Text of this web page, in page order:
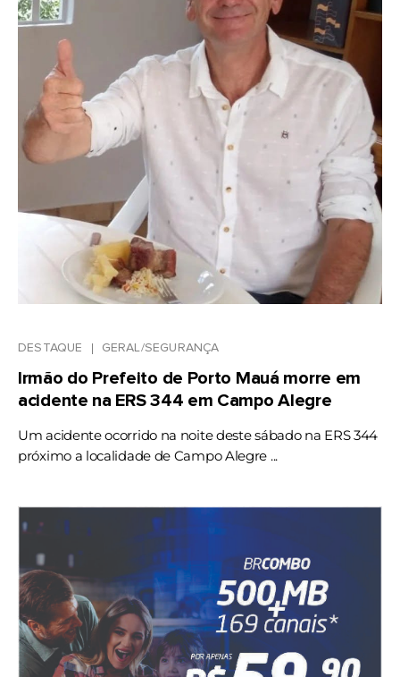
DESTAQUE GERAL/SEGURANÇA
Irmão do Prefeito de Porto Mauá morre em
acidente na ERS 344 em Campo Alegre
Um acidente ocorrido na noite deste sábado na ERS 344
próximo a localidade de Campo Alegre ...